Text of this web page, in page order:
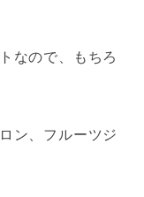
なので、もちろ
ン、フルーツジ